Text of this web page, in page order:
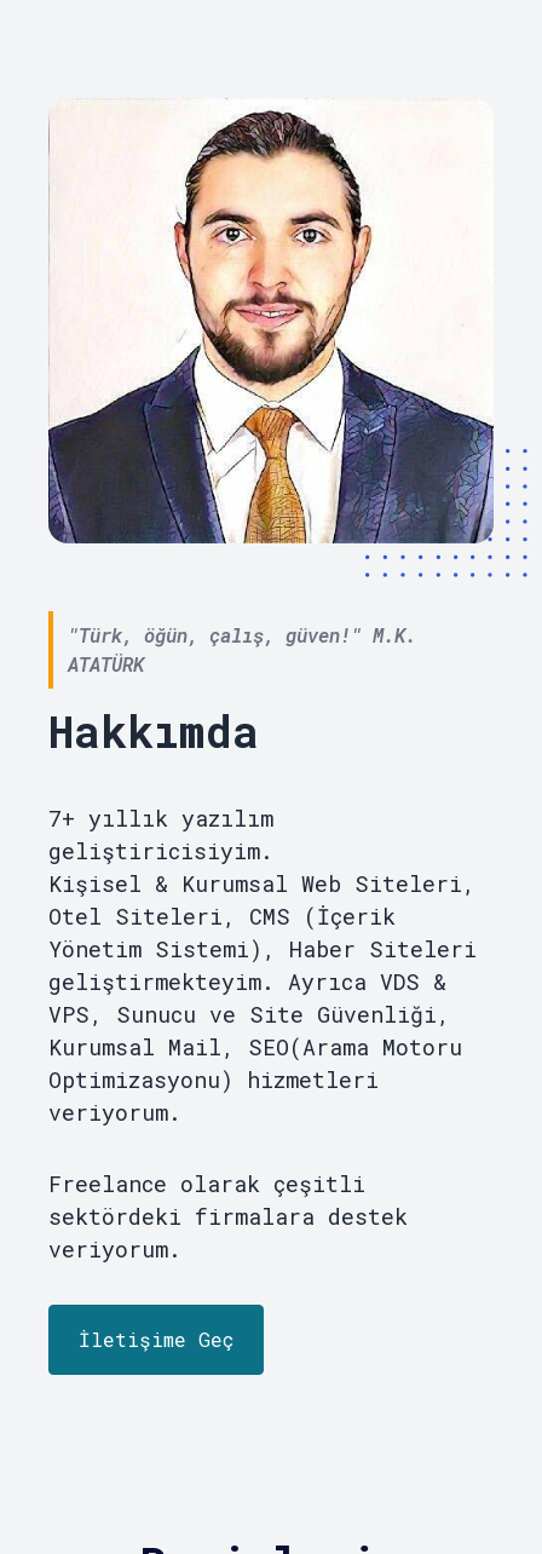
"Türk, öğün, çalış, güven!" M.K.
ATATÜRK
Hakkımda
7+ yıllık yazılım
geliştiricisiyim.
Kişisel & Kurumsal Web Siteleri,
Otel Siteleri, CMS (İçerik
Yönetim Sistemi), Haber Siteleri
geliştirmekteyim. Ayrıca VDS &
VPS, Sunucu ve Site Güvenliği,
Kurumsal Mail, SEO(Arama Motoru
Optimizasyonu) hizmetleri
veriyorum.
Freelance olarak çeşitli
sektördeki firmalara destek
veriyorum.
İletişime Geç